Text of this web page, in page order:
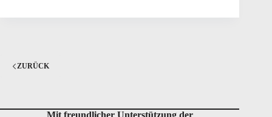
TuS97
ZURÜCK